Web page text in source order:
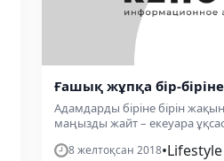
Ғашық жұпқа бір-
Адамдарды біріне бірін
маңызды жайт – екеуара
8 желтоқсан 2018•Lifestyle